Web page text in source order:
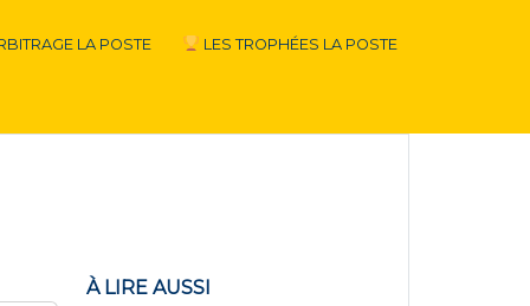
LA POSTE LES TROPHÉES LA POSTE
À LIRE AUSSI